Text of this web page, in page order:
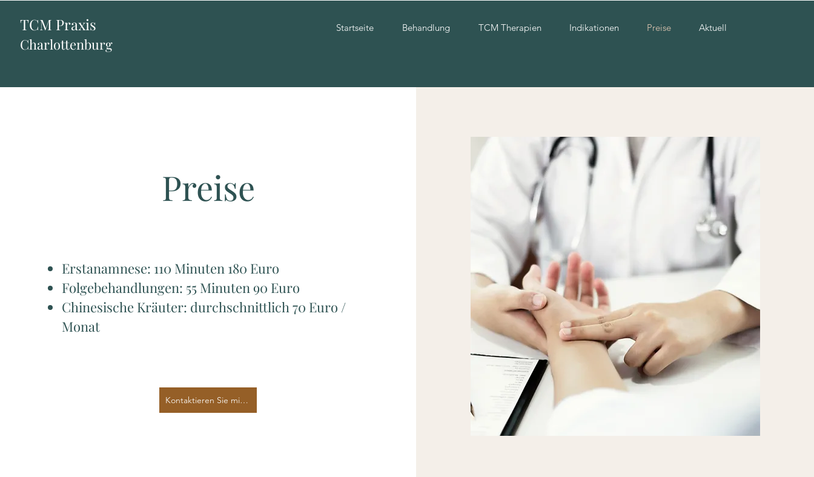
TCM Praxis
Charlottenburg
Startseite Behandlung TCM Therapien Indikationen Preise Aktuell
Preise
Erstanamnese: 110 Minuten 180 Euro
Folgebehandlungen: 55 Minuten 90 Euro
Chinesische Kräuter: durchschnittlich 70 Euro /
Monat
Kontaktieren Sie mich